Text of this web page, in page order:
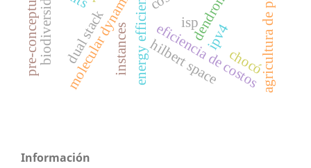
ipv4
energy efficiency
molecular dynamics eficiencia de costos
hilbert space
instances
dual stack isp
chocó
Información